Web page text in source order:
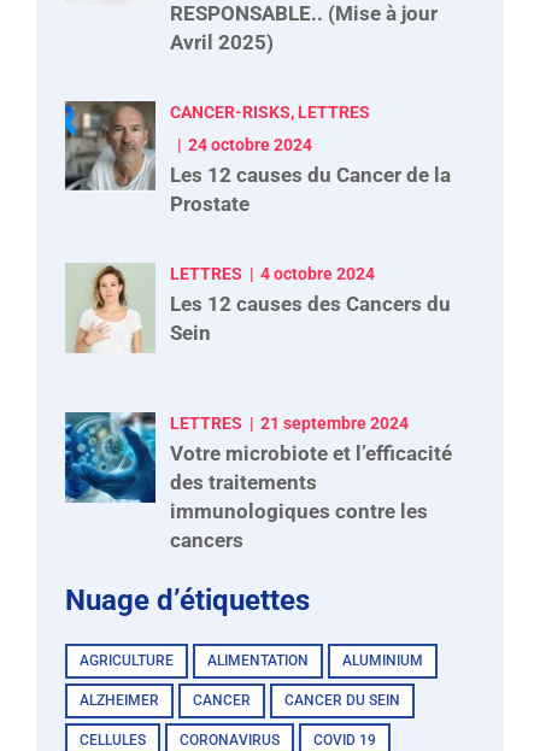
RESPONSABLE.. (Mise à jour
Avril 2025)
CANCER-RISKS, LETTRES
24 octobre 2024
Les 12 causes du Cancer de la
Prostate
LETTRES 4 octobre 2024
Les 12 causes des Cancers du
Sein
LETTRES 21 septembre 2024
Votre microbiote et l’efficacité
des traitements
immunologiques contre les
cancers
Nuage d’étiquettes
AGRICULTURE ALIMENTATION ALUMINIUM
ALZHEIMER CANCER CANCER DU SEIN
CELLULES CORONAVIRUS COVID 19